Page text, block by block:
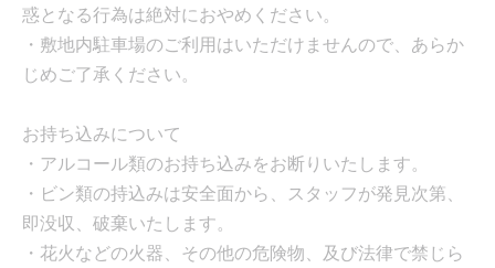
惑となる行為は絶対におやめください。
・敷地内駐車場のご利用はいただけませんので、あらか
じめご了承ください。
お持ち込みについて
・アルコール類のお持ち込みをお断りいたします。
・ビン類の持込みは安全面から、スタッフが発見次第、
即没収、破棄いたします。
・花火などの火器、その他の危険物、及び法律で禁じら